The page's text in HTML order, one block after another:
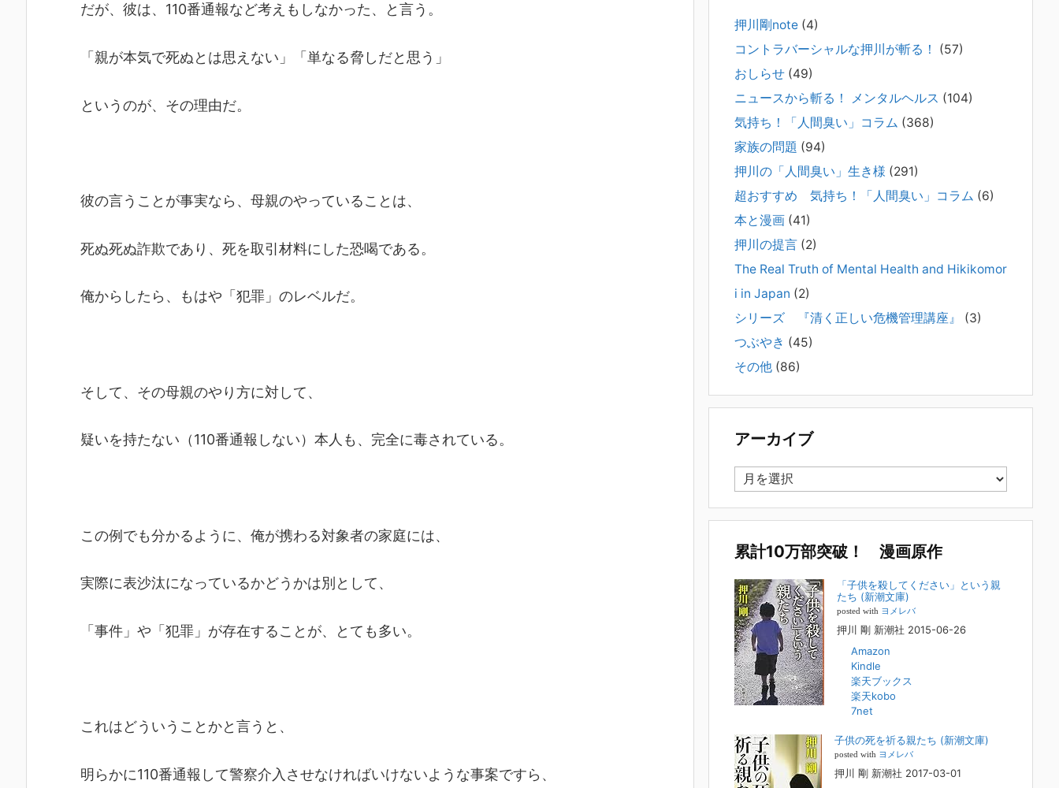
だが、彼は、110番通報など考えもしなかった、と言う。
「親が本気で死ぬとは思えない」「単なる脅しだと思う」
というのが、その理由だ。
彼の言うことが事実なら、母親のやっていることは、
死ぬ死ぬ詐欺であり、死を取引材料にした恐喝である。
俺からしたら、もはや「犯罪」のレベルだ。
そして、その母親のやり方に対して、
疑いを持たない（110番通報しない）本人も、完全に毒されている。
この例でも分かるように、俺が携わる対象者の家庭には、
実際に表沙汰になっているかどうかは別として、
「事件」や「犯罪」が存在することが、とても多い。
これはどういうことかと言うと、
明らかに110番通報して警察介入させなければいけないような事案ですら、
精神科から「退院できます」と言われた家族
へ──退院後の安全設計
2026年2月21日
通常価格 2,980円 → 今だけ 1,480円（50％OFF）こちらのn
援の現場で行なってきた実務対応を、家族向けに整理してい
#042 精神疾患の子どもと健全なコミュニ
ケーションがとれない（母娘編）。
2025年8月17日
弊社は、病識のない重篤な精神疾患を抱えるご家族からのご
相談を受け、長年にわたり精神科医療へのアクセスの仕方や
問題解決に取り組んでまいりました。しかし現実には、精神
疾患が疑われる当人に病識がない場合、家
#041 将来を案じる「きょうだい」必見②
きょうだいに精神疾患が疑われる家族がい
て、家族間トラブルで困っている方へ
2025年8月11日
長年問題解決に至らない家族のパターンのうち、弊社の相談
集英社オンラインのインタビューを受けまし
た。「漫画といえば集英社！」というく…
2023年3月1日
しても私個人としても大変な名誉です。h[...]
若年層の子供の問題
2022年8月26日
『「子供を殺してください」という親たち』では、先月ま
で、10代の対象者をテーマにした回、「ケース19 奴隷化
する親たち」をお送りしていました。こちらは、最終話をコ
ミックバンチWebで読むことができます
FBS福岡放送『目撃者f』出演情報
本日（日曜）深夜1時25分～FBS福岡放送『目撃者f』で、
（株）トキワ精神保健事務所 所長 押川剛の活動を追った
ドキュメンタリーが放送されます。「俺がつなげてやる～コ
押川剛note (4)
コントラバーシャルな押川が斬る！
(57)
おしらせ (49)
ニュースから斬る！ メンタルヘルス (104)
気持ち！「人間臭い」コラム (368)
家族の問題 (94)
押川の「人間臭い」生き様 (291)
超おすすめ 気持ち！「人間臭い」コラム (6)
本と漫画 (41)
押川の提言 (2)
The Real Truth of Mental Health and Hikikomor
i in Japan (2)
シリーズ 『清く正しい危機管理講座』
(3)
つぶやき (45)
その他 (86)
アーカイブ
ー
カ
ブ
累計10万部突破！ 漫画原作
「子供を殺してください」という親
たち (新潮文庫)
posted with ヨメレバ
押川 剛 新潮社 2015-06-26
Amazon
Kindle
楽天ブックス
楽天kobo
7net
子供の死を祈る親たち (新潮文庫)
posted with ヨメレバ
押川 剛 新潮社 2017-03-01